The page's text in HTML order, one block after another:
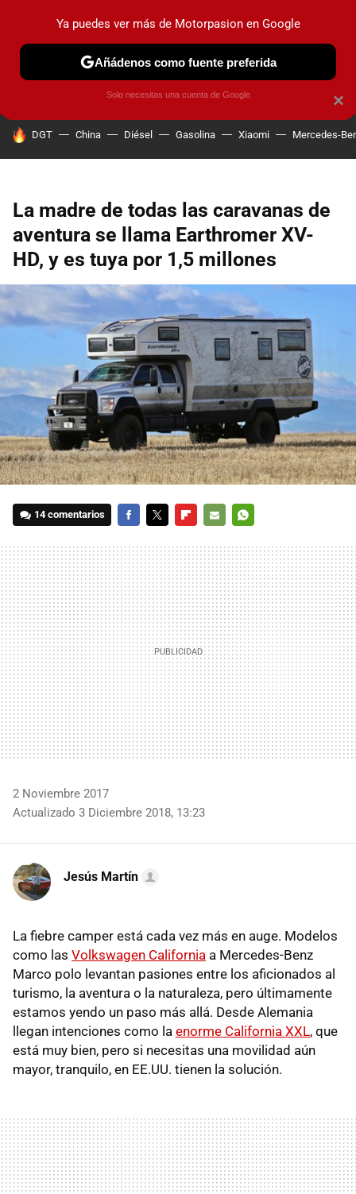
PRUEBAS COCHES ELÉCTRICOS OBSERVATORIO
HOY SE HABLA DE
DGT China Diésel Gasolina Xiaomi Mercedes-
La madre de todas las caravanas de
aventura se llama Earthromer XV-
HD, y es tuya por 1,5 millones
14 comentarios
MAIL
2 Noviembre 2017
Actualizado 3 Diciembre 2018, 13:23
Jesús Martín
La fiebre camper está cada vez más en auge. Modelos
como las Volkswagen California a Mercedes-Benz
Marco polo levantan pasiones entre los aficionados al
turismo, la aventura o la naturaleza, pero últimamente
estamos yendo un paso más allá. Desde Alemania
llegan intenciones como la enorme California XXL, que
está muy bien, pero si necesitas una movilidad aún
mayor, tranquilo, en EE.UU. tienen la solución.
×
Ya puedes ver más de Motorpasion en Google
Añádenos como fuente preferida
Solo necesitas una cuenta de Google